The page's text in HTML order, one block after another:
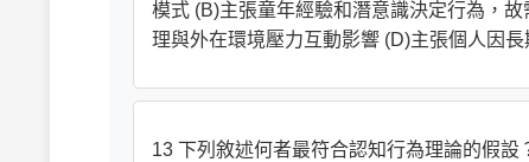
模式 (B)主張童年經驗和潛意識決定行為，
理與外在環境壓力互動影響 (D)主張個人因
13 下列敘述何者最符合認知行為理論的假